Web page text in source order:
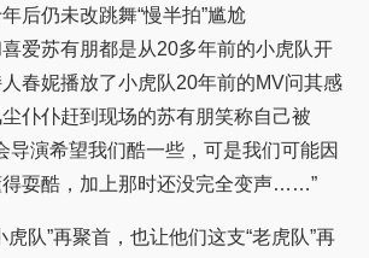
仍未改跳舞“慢半拍”尴尬
苏有朋都是从20多年前的小虎队开
春妮播放了小虎队20年前的MV问其感
仆仆赶到现场的苏有朋笑称自己被
导演希望我们酷一些，可是我们可能因
得耍酷，加上那时还没完全变声……”
队”再聚首，也让他们这支“老虎队”再